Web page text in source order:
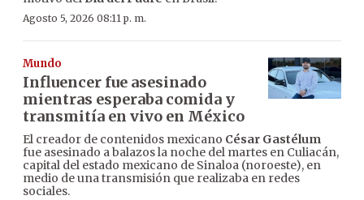
Agosto 5, 2026 08:11 p. m.
Mundo
Influencer fue asesinado
mientras esperaba comida y
transmitía en vivo en México
El creador de contenidos mexicano César Gastélum
fue asesinado a balazos la noche del martes en Culiacán,
capital del estado mexicano de Sinaloa (noroeste), en
medio de una transmisión que realizaba en redes
sociales.